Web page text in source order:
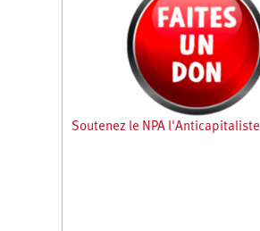
Soutenez le NPA l'Anticapitaliste